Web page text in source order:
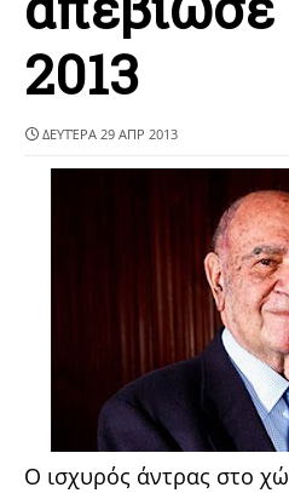
2013
ΔΕΥΤΈΡΑ 29 ΑΠΡ 2013
Ο ισχυρός άντρας στο